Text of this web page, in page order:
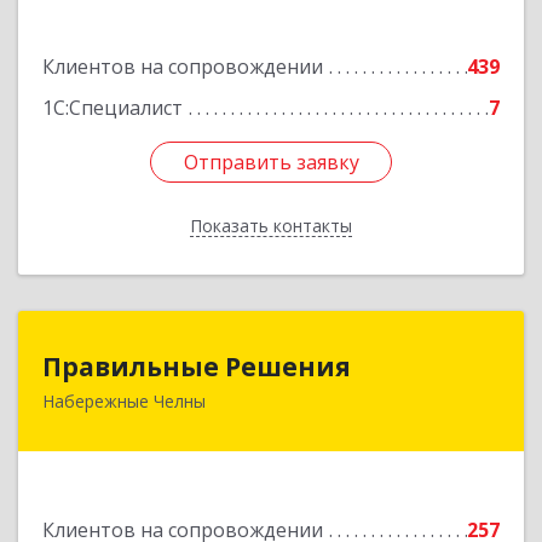
Клиентов на сопровождении
439
1С:Специалист
7
Отправить заявку
Показать контакты
Отправить заявку
Назад
Правильные Решения
Набережные Челны
Клиентов на сопровождении 257
423832, Татарстан Респ, Набережные Челны г,